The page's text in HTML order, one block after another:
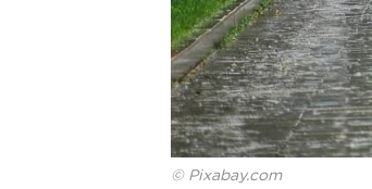
© Pixabay.com